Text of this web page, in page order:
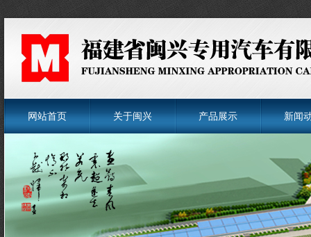
网站首页 关于闽兴 产品展示 新闻
菜单名称 菜单名称